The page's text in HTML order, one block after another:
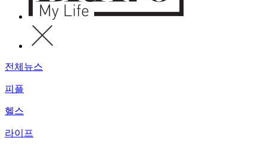
전체뉴스
피플
헬스
라이프